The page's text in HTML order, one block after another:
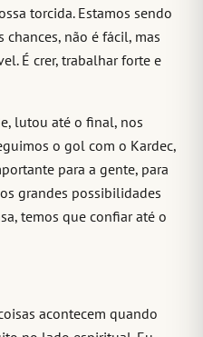
torcida. Estamos sendo
chances, não é fácil, mas
É crer, trabalhar forte e
lutou até o final, nos
o gol com o Kardec,
para a gente, para
grandes possibilidades
temos que confiar até o
acontecem quando